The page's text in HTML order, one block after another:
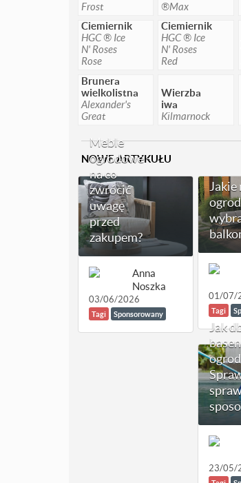
Frost
®Max
Ciemiernik
HGC ® Ice
N' Roses
Rose
Ciemiernik
HGC ® Ice
N' Roses
Red
Brunera
wielkolistna
Alexander's
Great
Wierzba
iwa
Kilmarnock
NOWE ARTYKUŁU
Meble
ogrodowe -
na co
zwrócić
uwagę
przed
zakupem?
Anna
Noszka
03/06/2026
Tagi Sponsorowany
Jakie
01/07/
Tagi
Jak
basen
23/05/